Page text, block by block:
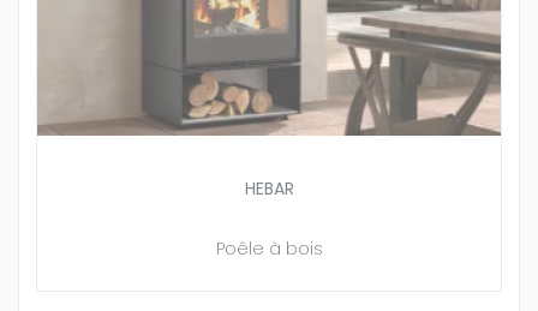
HEBAR
Poêle à bois